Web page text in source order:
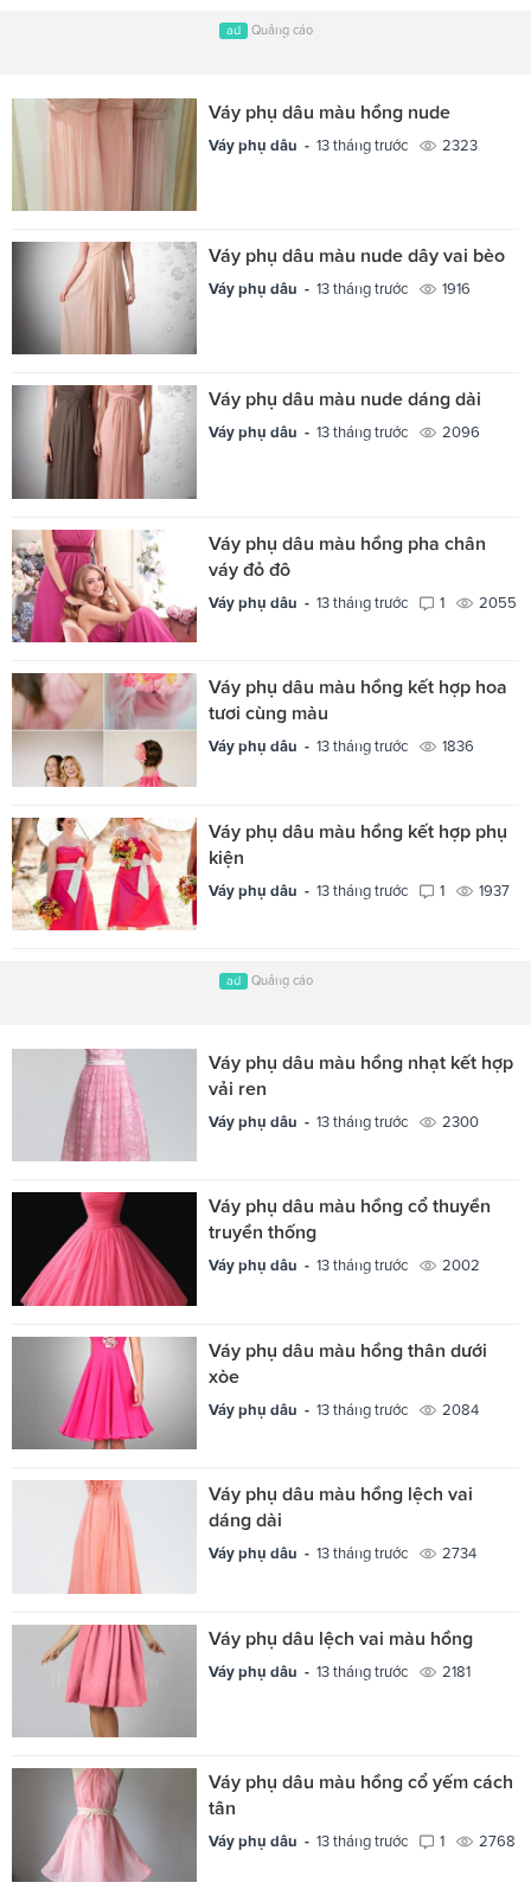
ad Quảng cáo
Váy phụ dâu màu hồng nude
Váy phụ dâu - 13 tháng trước 2323
Váy phụ dâu màu nude dây vai bèo
Váy phụ dâu - 13 tháng trước 1916
Váy phụ dâu màu nude dáng dài
Váy phụ dâu - 13 tháng trước 2096
Váy phụ dâu màu hồng pha chân
váy đỏ đô
Váy phụ dâu - 13 tháng trước 1 2055
Váy phụ dâu màu hồng kết hợp hoa
tươi cùng màu
Váy phụ dâu - 13 tháng trước 1836
Váy phụ dâu màu hồng kết hợp phụ
kiện
Váy phụ dâu - 13 tháng trước 1 1937
ad Quảng cáo
Váy phụ dâu màu hồng nhạt kết hợp
vải ren
Váy phụ dâu - 13 tháng trước 2300
Váy phụ dâu màu hồng cổ thuyền
truyền thống
Váy phụ dâu - 13 tháng trước 2002
Váy phụ dâu màu hồng thân dưới
xòe
Váy phụ dâu - 13 tháng trước 2084
Váy phụ dâu màu hồng lệch vai
dáng dài
Váy phụ dâu - 13 tháng trước 2734
Váy phụ dâu lệch vai màu hồng
Váy phụ dâu - 13 tháng trước 2181
Váy phụ dâu màu hồng cổ yếm cách
tân
Váy phụ dâu - 13 tháng trước 1 2768